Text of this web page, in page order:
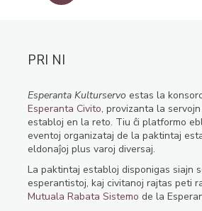
PRI NI
Esperanta Kulturservo estas la
Esperanta Civito, provizanta la
establoj en la reto. Tiu ĉi platformo
eventoj organizataj de la paktintaj
eldonaĵoj plus varoj diversaj.
La paktintaj establoj disponigas siajn
esperantistoj, kaj civitanoj rajtas peti
Mutuala Rabata Sistemo de la